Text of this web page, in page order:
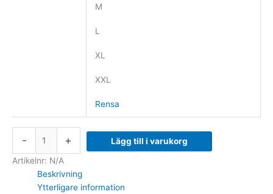
M
L
XL
XXL
Rensa
- + Lägg till i varukorg
Artikelnr: N/A
Beskrivning
Ytterligare information